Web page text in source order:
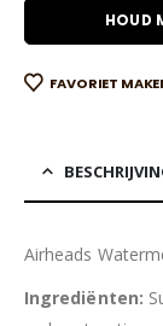
HOUD
FAVORIET
Airheads
Ingrediënten: